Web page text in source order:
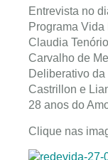
Entrevista no
Programa
Claudia
Carvalho de
Deliberativo
Castrillon e
28 anos do
Clique nas